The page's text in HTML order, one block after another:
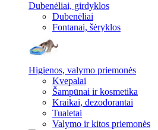
Dubenėliai, girdyklos
Dubenėliai
Fontanai, šėryklos
Higienos, valymo priemonės
Kvepalai
Šampūnai ir kosmetika
Kraikai, dezodorantai
Tualetai
Valymo ir kitos priemonės